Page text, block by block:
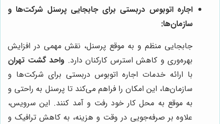
اجاره اتوبوس دربستی برای جابجایی پرسنل شرکت‌ها و
سازمان‌ها:
جابجایی منظم و به موقع پرسنل، نقش مهمی در افزایش
بهره‌وری و کاهش استرس کارکنان دارد. واحد گشت تهران
با ارائه خدمات اجاره اتوبوس دربستی برای شرکت‌ها و
سازمان‌ها، این امکان را فراهم می‌کند تا پرسنل به راحتی و
به موقع به محل کار خود رفت و آمد کنند. این سرویس،
علاوه بر صرفه‌جویی در وقت و هزینه، به کاهش ترافیک و